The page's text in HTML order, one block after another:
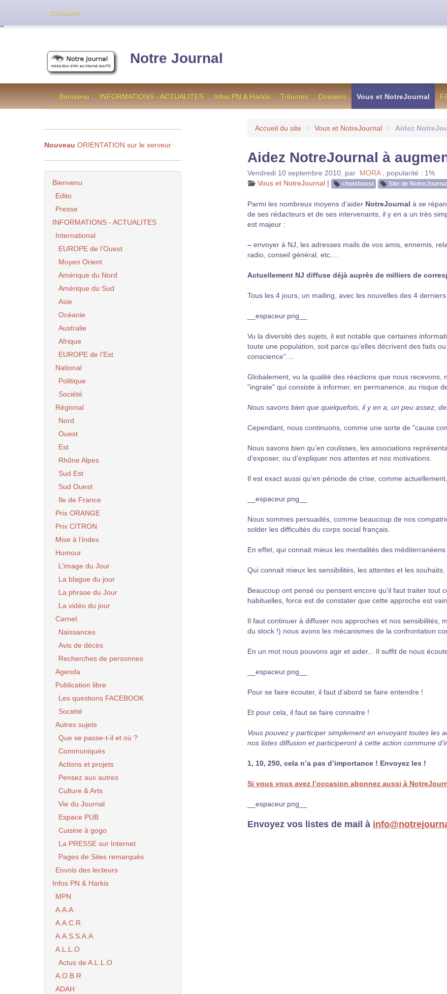
Notre Journal
Bienvenu INFORMATIONS - ACTUALITES Infos PN & Harkis Tribunes Dossiers Vous et NotreJournal
Accueil du site > Vous et NotreJournal > Aidez
Aidez NotreJournal à
Vendredi 10 septembre 2010 par MORA
popularité : 1%
Vous et NotreJournal | choixboost Site de NotreJournal
Parmi les nombreux moyens d’aider NotreJournal à se
de ses rédacteurs et de ses intervenants, il y en a un très
est majeur :
– envoyer à NJ, les adresses mails de vos amis, ennemis,
radio, conseil général, etc....
Actuellement NJ diffuse déjà auprès de milliers de
Tous les 4 jours, un mailing, avec les nouvelles des 4
__espaceur.png__
Vu la diversité des sujets, il est notable que certaines
toute une population, soit parce qu’elles décrivent des faits
conscience"....
Globalement, vu la qualité des réactions que nous recevons,
"ingrate" qui consiste à informer, en permanence, au risque
Nous savons bien que quelquefois, il y en a, un peu assez,
Cependant, nous continuons, comme une sorte de "cause
Nous savons bien qu’en coulisses, les associations
d’exposer, ou d’expliquer nos attentes et nos motivations.
Il est exact aussi qu’en période de crise, comme
__espaceur.png__
Nous sommes persuadés, comme beaucoup de nos
solder les difficultés du corps social français.
En effet, qui connait mieux les mentalités des
Qui connait mieux les sensibilités, les attentes et les
Beaucoup ont pensé ou pensent encore qu’il faut traiter
habituelles, force est de constater que cette approche est
Il faut continuer à diffuser nos approches et nos sensibilités,
du stock !) nous avons les mécanismes de la confrontation
En un mot nous pouvons agir et aider... Il suffit de nous
__espaceur.png__
Pour se faire écouter, il faut d’abord se faire entendre !
Et pour cela, il faut se faire connaitre !
Vous pouvez y participer simplement en envoyant toutes les
nos listes diffusion et participeront à cette action commune
1, 10, 250, cela n’a pas d’importance ! Envoyez les !
Si vous vous avez l’occasion abonnez aussi à
__espaceur.png__
Envoyez vos listes de mail à
Nouveau ORIENTATION sur le serveur
Bienvenu
Edito
Presse
INFORMATIONS - ACTUALITES
International
EUROPE de l’Ouest
Moyen Orient
Amérique du Nord
Amérique du Sud
Asie
Océanie
Australie
Afrique
EUROPE de l’Est
National
Politique
Société
Régional
Nord
Ouest
Est
Rhône Alpes
Sud Est
Sud Ouest
Ile de France
Prix ORANGE
Prix CITRON
Mise à l’index
Humour
L’image du Jour
La blague du jour
La phrase du Jour
La vidéo du jour
Carnet
Naissances
Avis de décès
Recherches de personnes
Agenda
Publication libre
Les questions FACEBOOK
Société
Autres sujets
Que se passe-t-il et où ?
Communiqués
Actions et projets
Pensez aux autres
Culture & Arts
Vie du Journal
Espace PUB
Cuisine à gogo
La PRESSE sur Internet
Pages de Sites remarqués
Envois des lecteurs
Infos PN & Harkis
MPN
A.A.A.
A.A.C.R.
A.A.S.S.A.A
A.L.L.O
Actus de A.L.L.O
A.O.B.R
ADAH
Connexion
Cette version de NotreJournal représente l’ancienne formule utilisée jusqu’en octobre 2012, en cas de